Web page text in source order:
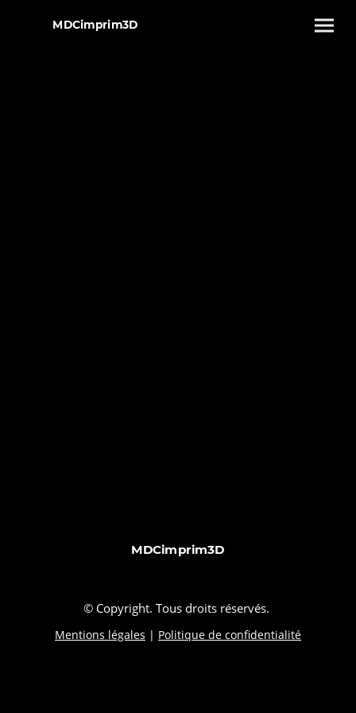
MDCimprim3D
MDCimprim3D
© Copyright. Tous droits réservés.
Mentions légales | Politique de confidentialité